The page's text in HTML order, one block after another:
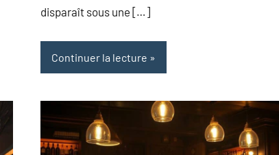
disparaît sous une […]
Continuer la lecture